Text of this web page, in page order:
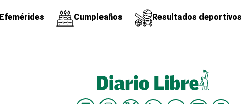
Efemérides Cumpleaños Resultados deportivos